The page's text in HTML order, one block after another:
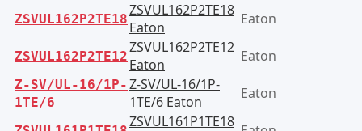
ZSVUL162P2TE18
ZSVUL162P2TE18
Eaton
Eaton
ZSVUL162P2TE12
ZSVUL162P2TE12
Eaton
Eaton
Z-SV/UL-16/1P-
1TE/6
Z-SV/UL-16/1P-
1TE/6 Eaton
Eaton
ZSVUL161P1TE18